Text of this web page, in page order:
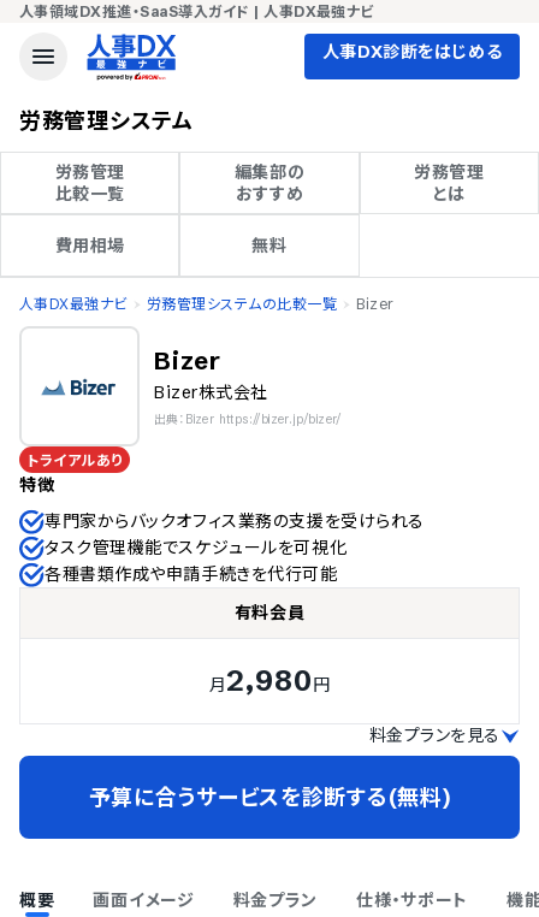
人事領域DX推進・SaaS導入ガイド | 人事DX最強ナビ
人事DX診断をはじめる
労務管理システム
労務管理
比較一覧
編集部の
おすすめ
労務管理
とは
費用相場 無料
人事DX最強ナビ 労務管理システムの比較一覧 Bizer
Bizer
Bizer株式会社
出典：Bizer https://bizer.jp/bizer/
トライアルあり
特徴
専門家からバックオフィス業務の支援を受けられる
タスク管理機能でスケジュールを可視化
各種書類作成や申請手続きを代行可能
有料会員
月2,980円
料金プランを見る
予算に合うサービスを診断する(無料)
概要 画面イメージ 料金プラン 仕様・サポート 機